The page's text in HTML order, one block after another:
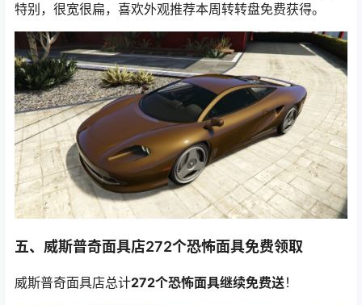
特别，很宽很扁，喜欢外观推荐本周转转盘免费获得。
五、威斯普奇面具店272个恐怖面具免费领取
威斯普奇面具店总计272个恐怖面具继续免费送！